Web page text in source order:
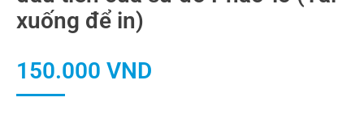
xuống để in)
150.000 VND